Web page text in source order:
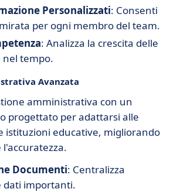
Personalizzati: Consenti
per ogni membro del team.
: Analizza la crescita delle
nel tempo.
Avanzata
amministrativa con un
progettato per adattarsi alle
istituzioni educative, migliorando
l'accuratezza.
Documenti: Centralizza
dati importanti.